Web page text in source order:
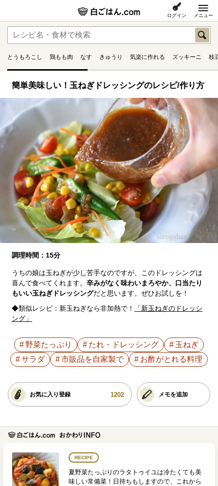
ログイン メニュー
とうもろこし 鶏もも肉 なす きゅうり 気楽に作れる ズッキーニ 枝
簡単美味しい！玉ねぎドレッシングのレシピ/作り方
調理時間：15分
うちの娘は玉ねぎが少し苦手なのですが、このドレッシングは
喜んで食べてくれます。 辛みがなく味わいまろやか、口当たり
もいい玉ねぎドレッシングだと思います。ぜひお試しを！
◆類似レシピ：新玉ねぎなら非加熱で！
「新玉ねぎのドレッシ
ング」
野菜たっぷり たれ・ドレッシング
玉ねぎ
サラダ
市販品を自家製で お酢がとれる料理
お気に入り登録 1202 メモを追加
RECIPE
夏野菜たっぷりのラタトゥイユは冷たくても美
味しい常備菜！日持ちもしますので、これから